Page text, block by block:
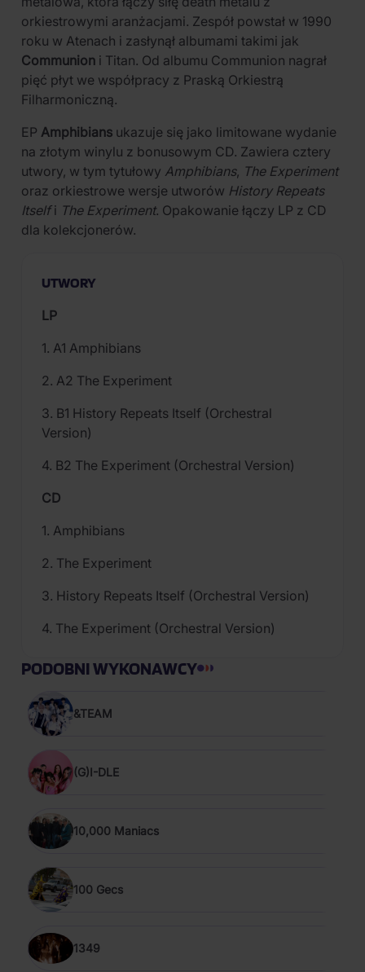
orkiestrowymi aranżacjami. Zespół powstał w 1990
roku w Atenach i zasłynął albumami takimi jak
Communion i Titan. Od albumu Communion nagrał
pięć płyt we współpracy z Praską Orkiestrą
Filharmoniczną.
EP Amphibians ukazuje się jako limitowane wydanie
na złotym winylu z bonusowym CD. Zawiera cztery
utwory, w tym tytułowy Amphibians, The Experiment
oraz orkiestrowe wersje utworów History Repeats
Itselfi The Experiment. Opakowanie łączy LP z CD
dla kolekcjonerów.
UTWORY
LP
1. A1 Amphibians
2. A2 The Experiment
3. B1 History Repeats Itself (Orchestral
Version)
4. B2 The Experiment (Orchestral Version)
CD
1. Amphibians
2. The Experiment
3. History Repeats Itself (Orchestral Version)
4. The Experiment (Orchestral Version)
PODOBNI WYKONAWCY
&TEAM
(G)I-DLE
10,000 Maniacs
100 Gecs
1349